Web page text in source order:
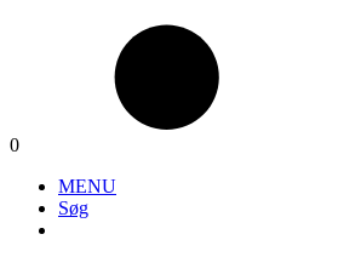
0
MENU
Søg